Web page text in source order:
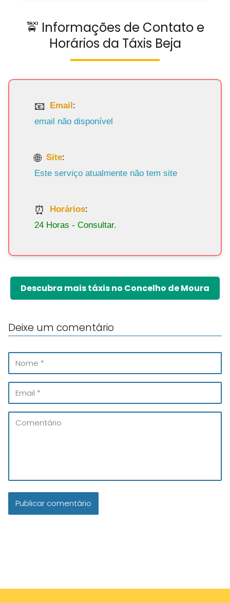
🚖 Informações de Contato e
Horários da Táxis Beja
Email:
email não disponível
Site:
Este serviço atualmente não tem site
Horários:
24 Horas - Consultar.
Descubra mais táxis no Concelho de Moura
Deixe um comentário